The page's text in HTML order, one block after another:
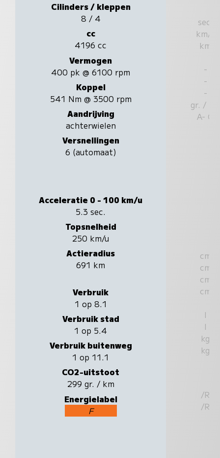
Cilinders / kleppen
8 / 4
cc
4196 cc
Vermogen
400 pk @ 6100 rpm
Koppel
541 Nm @ 3500 rpm
Aandrijving
achterwielen
Versnellingen
6 (automaat)
Acceleratie 0 - 100 km/u
5.3 sec.
Topsnelheid
250 km/u
Actieradius
691 km
Verbruik
1 op 8.1
Verbruik stad
1 op 5.4
Verbruik buitenweg
1 op 11.1
CO2-uitstoot
299 gr. / km
Energielabel
F
sec.
km/u
km
-
-
-
gr. / km
A- G
cm
cm
cm
cm
l
l
kg
kg
/R
/R